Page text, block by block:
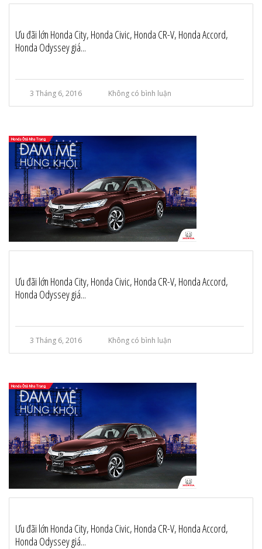
Ưu đãi lớn Honda City, Honda Civic, Honda CR-V, Honda Accord,
Honda Odyssey giá...
3 Tháng 6, 2016 Không có bình luận
Ưu đãi lớn Honda City, Honda Civic, Honda CR-V, Honda Accord,
Honda Odyssey giá...
3 Tháng 6, 2016 Không có bình luận
Ưu đãi lớn Honda City, Honda Civic, Honda CR-V, Honda Accord,
Honda Odyssey giá...